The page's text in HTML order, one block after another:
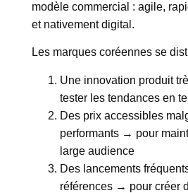
modèle commercial : agile,
et nativement digital.
Les marques coréennes se
Une innovation produit
tester les tendances en
Des prix accessibles
performants → pour
large audience
Des lancements
références → pour créer